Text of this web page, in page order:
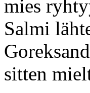
mies
Salmi
sitten